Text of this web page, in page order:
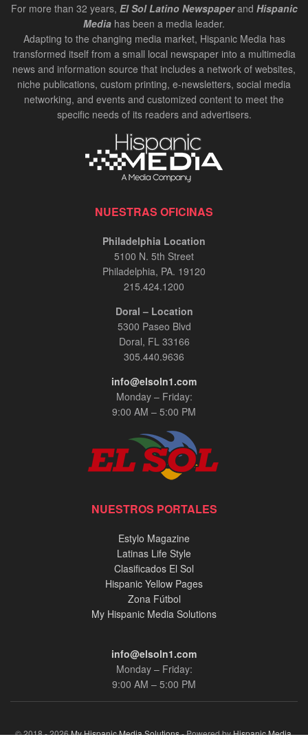
For more than 32 years, El Sol Latino Newspaperand Hispanic
Media has been a media leader.
Adapting to the changing media market, Hispanic Media has
transformed itself from a small local newspaper into a multimedia
news and information source that includes a network of websites,
niche publications, custom printing, e-newsletters, social media
networking, and events and customized content to meet the
specific needs of its readers and advertisers.
NUESTRAS OFICINAS
Philadelphia Location
5100 N. 5th Street
Philadelphia, PA. 19120
215.424.1200
Doral – Location
5300 Paseo Blvd
Doral, FL 33166
305.440.9636
info@elsoln1.com
Monday – Friday:
9:00 AM – 5:00 PM
NUESTROS PORTALES
Estylo Magazine
Latinas Life Style
Clasificados El Sol
Hispanic Yellow Pages
Zona Fútbol
My Hispanic Media Solutions
info@elsoln1.com
Monday – Friday:
9:00 AM – 5:00 PM
© 2018 - 2026My Hispanic Media Solutions- Powered byHispanic Media,